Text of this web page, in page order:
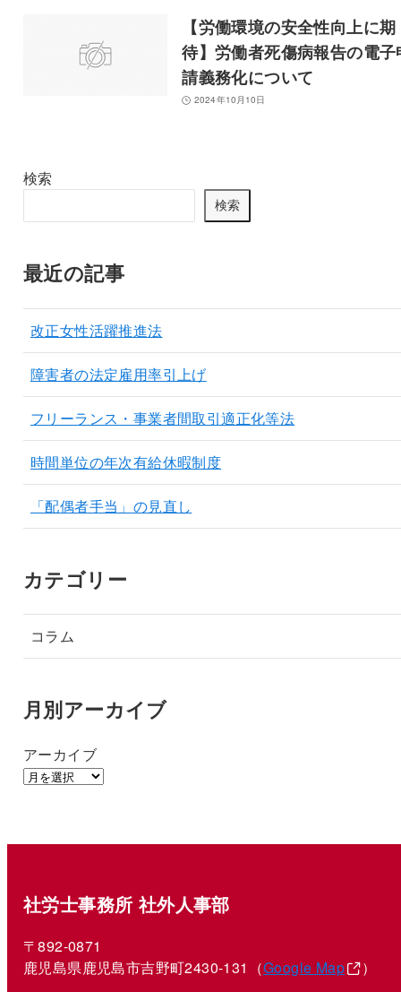
【労働環境の安全性向上に期
待】労働者死傷病報告の電子
請義務化について
2024年10月10日
検索
検索
最近の記事
改正女性活躍推進法
障害者の法定雇用率引上げ
フリーランス・事業者間取引適正化等法
時間単位の年次有給休暇制度
「配偶者手当」の見直し
カテゴリー
コラム
月別アーカイブ
アーカイブ
社労士事務所 社外人事部
〒892-0871
鹿児島県鹿児島市吉野町2430-131（Google Map ）